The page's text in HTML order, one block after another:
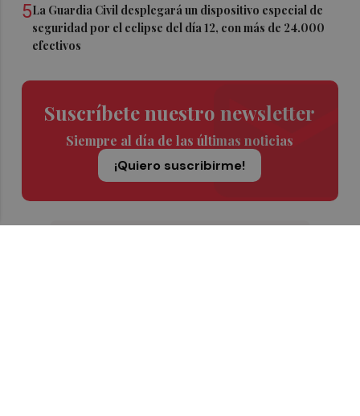
5La Guardia Civil desplegará un dispositivo especial de
seguridad por el eclipse del día 12, con más de 24.000
efectivos
Suscríbete nuestro newsletter
Siempre al día de las últimas noticias
¡Quiero suscribirme!